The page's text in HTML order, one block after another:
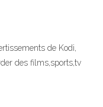
de Kodi,
des films,sports,tv